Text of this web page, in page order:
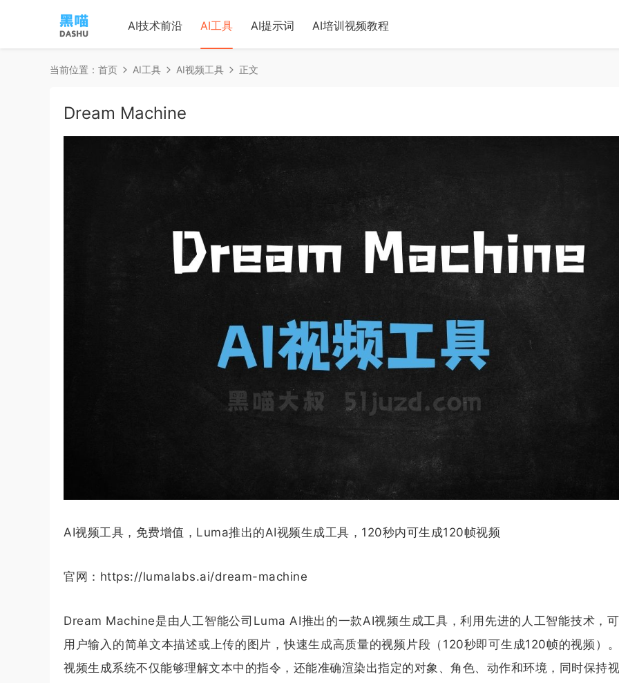
AI技术前沿 AI工具 AI提示词 AI培训视频教程
当前位置： 首页 AI工具 AI视频工具 正文
Dream Machine
AI视频工具，免费增值，Luma推出的AI视频生成工具，120秒内可生成120帧视频
官网：https://lumalabs.ai/dream-machine
Dream Machine是由人工智能公司Luma AI推出的一款AI视频生成工具，利用先进的人工智能技术，
用户输入的简单文本描述或上传的图片，快速生成高质量的视频片段（120秒即可生成120帧的视频）
视频生成系统不仅能够理解文本中的指令，还能准确渲染出指定的对象、角色、动作和环境，同时保持